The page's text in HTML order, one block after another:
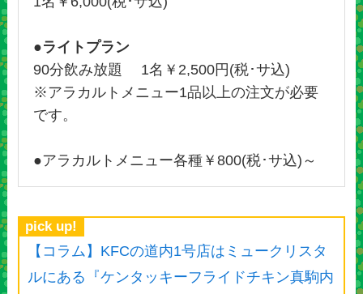
●ライトプラン
90分飲み放題 1名￥2,500円(税･サ込)
※アラカルトメニュー1品以上の注文が必要
です。
●アラカルトメニュー各種￥800(税･サ込)～
pick up!
【コラム】KFCの道内1号店はミュークリスタ
ルにある『ケンタッキーフライドチキン真駒内